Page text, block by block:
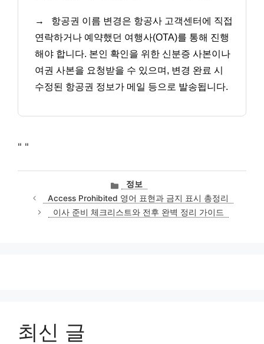
→
항공권 이름 변경은 항공사 고객센터에 직접
연락하거나 예약했던 여행사(OTA)를 통해 진행
해야 합니다. 본인 확인을 위한 신분증 사본이나
여권 사본을 요청받을 수 있으며, 변경 완료 시
수정된 항공권 정보가 메일 등으로 발송됩니다.
" "
카
테
고
리
정보
Access Prohibited 영어 표현과 금지 표시 총정리
이사 준비 체크리스트와 전후 완벽 정리 가이드
최신 글